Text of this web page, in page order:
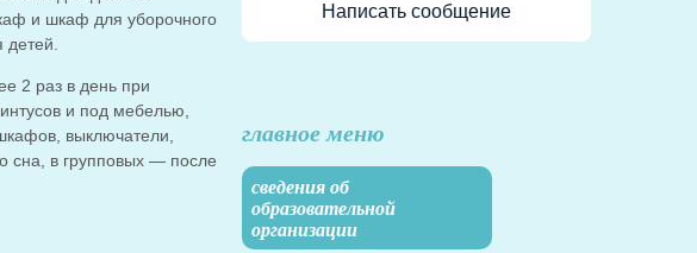
и шкаф для уборочного
2 раз в день при
и под мебелью,
выключатели,
сна, в групповых — после
Написать сообщение
главное меню
сведения об
образовательной
организации